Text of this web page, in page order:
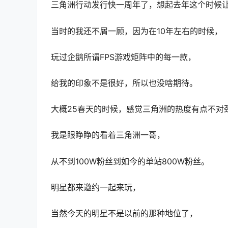
三角洲行动发行快一周年了，想起去年这个时候
当时的我还不屑一顾，因为在10年左右的时候，
玩过企鹅所谓FPS游戏矩阵中的每一款，
给我的印象不是很好，所以也没啥期待。
大概25春天的时候，感觉三角洲的热度有点不对
我是眼睁睁的看着三角洲一哥，
从不到100W粉丝到如今的单站800W粉丝。
明星都来邀约一起来玩，
当然今天的明星不是以前的那种地位了，